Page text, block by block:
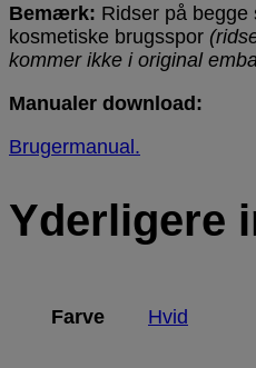
Bemærk: Ridser på begge
kosmetiske brugsspor
kommer ikke i original
Manualer download:
Brugermanual.
Yderligere
Farve Hvid